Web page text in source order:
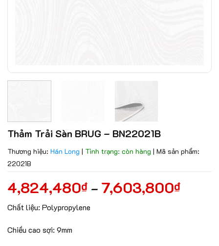
Thảm Trải Sàn BRUG – BN22021B
Thương hiệu: Hán Long | Tình trạng: còn hàng | Mã sản phẩm:
22021B
4,824,480₫ – 7,603,800₫
Chất liệu: Polypropylene
Chiều cao sợi: 9mm